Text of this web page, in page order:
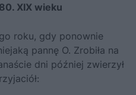
XIX wieku
roku, gdy ponownie
pannę O. Zrobiła na
dni później zwierzył